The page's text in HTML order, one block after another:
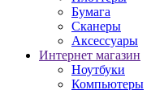
Бумага
Сканеры
Аксессуары
Интернет магазин
Ноутбуки
Компьютеры